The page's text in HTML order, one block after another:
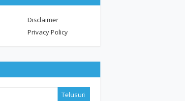
Disclaimer
Privacy Policy